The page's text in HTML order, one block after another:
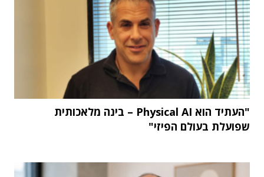
"העתיד הוא Physical AI – בינה מלאכותית
שפועלת בעולם הפיזי"